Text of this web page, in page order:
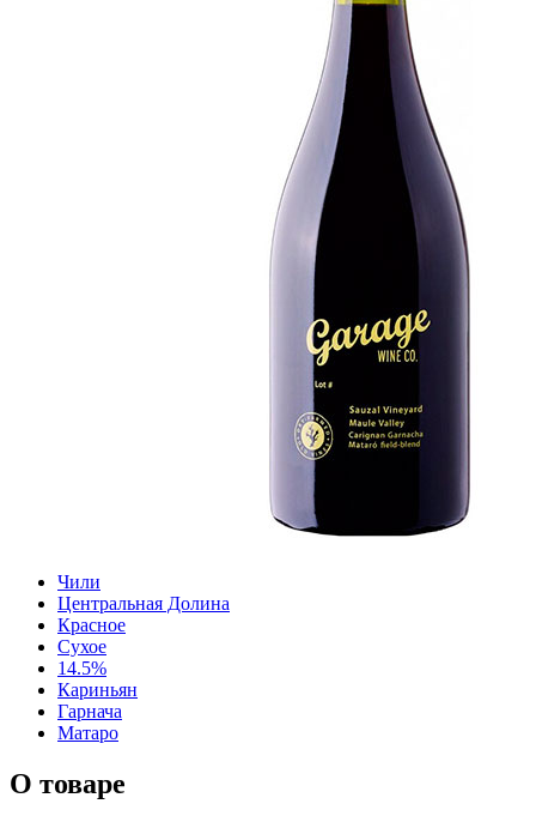
Чили
Центральная Долина
Красное
Сухое
14.5%
Кариньян
Гарнача
Матаро
О товаре